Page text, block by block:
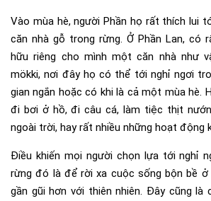
Vào mùa hè, người Phần họ rất thích lui
căn nhà gỗ trong rừng. Ở Phần Lan, có
hữu riêng cho mình một căn nhà như
mökki, nơi đây họ có thể tới nghỉ ngơi
gian ngắn hoặc có khi là cả một mùa hè.
đi bơi ở hồ, đi câu cá, làm tiệc thịt
ngoài trời, hay rất nhiều những hoạt động
Điều khiến mọi người chọn lựa tới nghỉ
rừng đó là để rời xa cuộc sống bộn bề ở
gần gũi hơn với thiên nhiên. Đây cũng là